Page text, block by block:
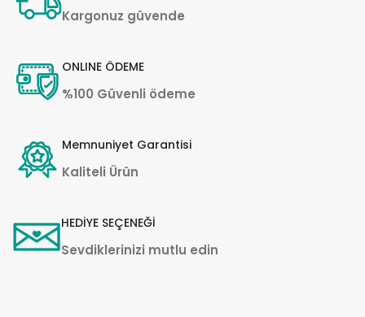
Kargonuz güvende
ONLINE ÖDEME
%100 Güvenli ödeme
Memnuniyet Garantisi
Kaliteli Ürün
HEDİYE SEÇENEĞİ
Sevdiklerinizi mutlu edin